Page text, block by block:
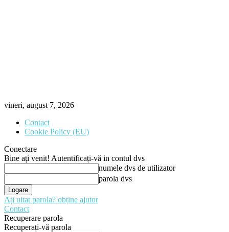
vineri, august 7, 2026
Contact
Cookie Policy (EU)
Conectare
Bine ați venit! Autentificați-vă in contul dvs
numele dvs de utilizator
parola dvs
Ați uitat parola? obține ajutor
Contact
Recuperare parola
Recuperați-vă parola